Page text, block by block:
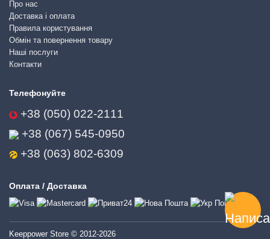
Про нас
Доставка і оплата
Правила користування
Обмін та повернення товару
Наші послуги
Контакти
Телефонуйте
+38 (050) 022-2111
+38 (067) 545-0950
+38 (063) 802-6309
Оплата / Доставка
Keeppower Store © 2012-2026